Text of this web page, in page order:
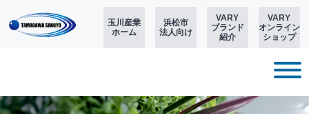
玉川産業
ホーム
浜松市
法人向け
VARY
ブランド
紹介
VARY
オンライン
ショップ